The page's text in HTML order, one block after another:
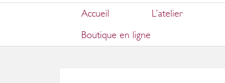
Accueil L’atelier
Boutique en ligne